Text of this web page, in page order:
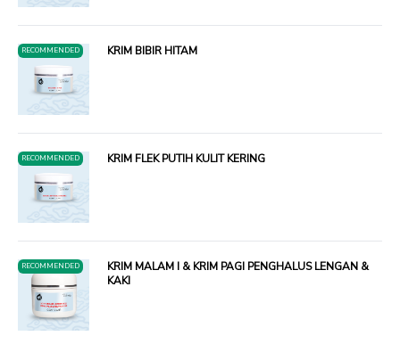
RECOMMENDED KRIM BIBIR HITAM
RECOMMENDED KRIM FLEK PUTIH KULIT KERING
RECOMMENDED
KRIM MALAM I & KRIM PAGI PENGHALUS LENGAN &
KAKI